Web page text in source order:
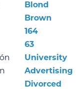
Blond
Brown
164
63
University
Advertising
Divorced